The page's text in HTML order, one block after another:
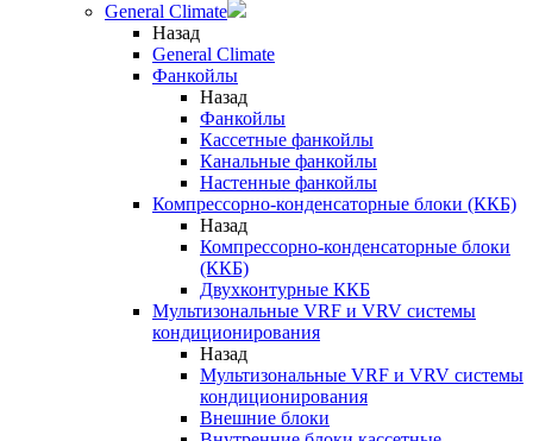
General Climate
Назад
General Climate
Фанкойлы
Назад
Фанкойлы
Кассетные фанкойлы
Канальные фанкойлы
Настенные фанкойлы
Компрессорно-конденсаторные блоки (ККБ)
Назад
Компрессорно-конденсаторные блоки
(ККБ)
Двухконтурные ККБ
Мультизональные VRF и VRV системы
кондиционирования
Назад
Мультизональные VRF и VRV системы
кондиционирования
Внешние блоки